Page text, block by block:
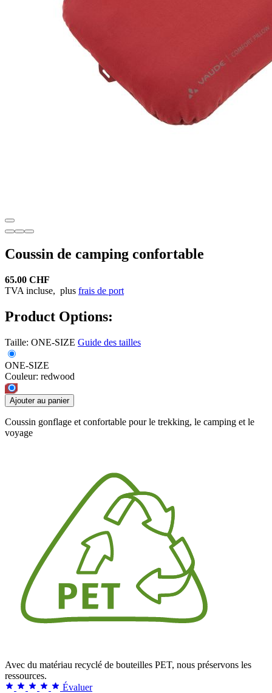
Coussin de camping confortable
65.00 CHF
TVA incluse, plus frais de port
Product Options:
Taille: ONE-SIZE Guide des tailles
ONE-SIZE
Couleur: redwood
Ajouter au panier
Coussin gonflage et confortable pour le trekking, le camping et le
voyage
Avec du matériau recyclé de bouteilles PET, nous préservons les
ressources.
Évaluer